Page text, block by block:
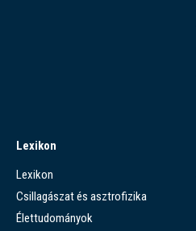
Lexikon
Lexikon
Csillagászat és asztrofizika
Élettudományok